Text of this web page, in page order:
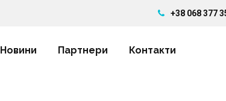
+38 068 377
Новини Партнери Контакти